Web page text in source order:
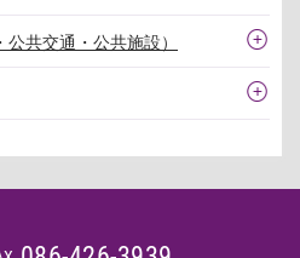
共交通・公共施設）